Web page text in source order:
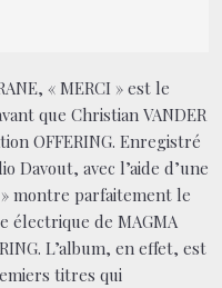
« MERCI » est le
que Christian VANDER
OFFERING. Enregistré
Davout, avec l’aide d’une
» montre parfaitement le
électrique de MAGMA
L’album, en effet, est
titres qui